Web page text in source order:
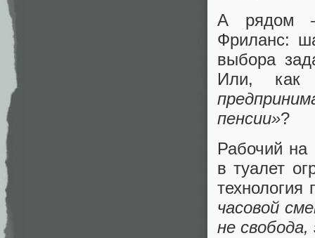
А рядом —
Фриланс:
выбора
Или, как
пенсии»?
Рабочий
в туалет
часовой
не